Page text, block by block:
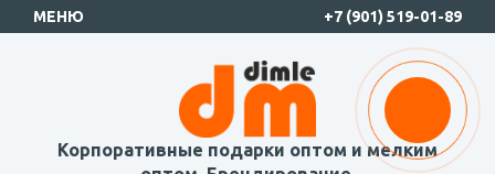
МЕНЮ +7 (901) 519-01-89
Корпоративные подарки оптом и мелким